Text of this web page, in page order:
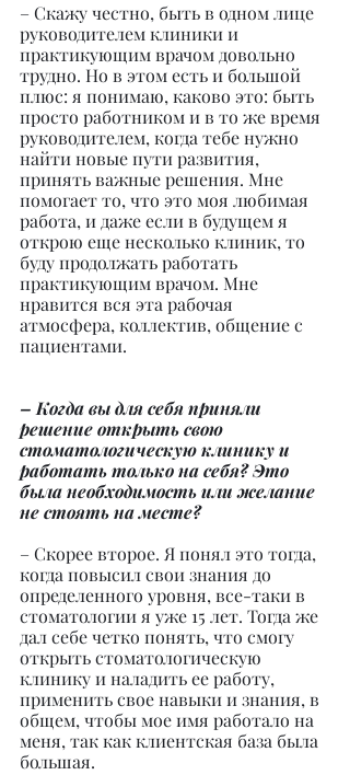
– Скажу честно, быть в одном лице
руководителем клиники и
практикующим врачом довольно
трудно. Но в этом есть и большой
плюс: я понимаю, каково это: быть
просто работником и в то же время
руководителем, когда тебе нужно
найти новые пути развития,
принять важные решения. Мне
помогает то, что это моя любимая
работа, и даже если в будущем я
открою еще несколько клиник, то
буду продолжать работать
практикующим врачом. Мне
нравится вся эта рабочая
атмосфера, коллектив, общение с
пациентами.
– Когда вы для себя приняли
решение открыть свою
стоматологическую клинику и
работать только на себя? Это
была необходимость или желание
не стоять на месте?
– Скорее второе. Я понял это тогда,
когда повысил свои знания до
определенного уровня, все-таки в
стоматологии я уже 15 лет. Тогда же
дал себе четко понять, что смогу
открыть стоматологическую
клинику и наладить ее работу,
применить свое навыки и знания, в
общем, чтобы мое имя работало на
меня, так как клиентская база была
большая.